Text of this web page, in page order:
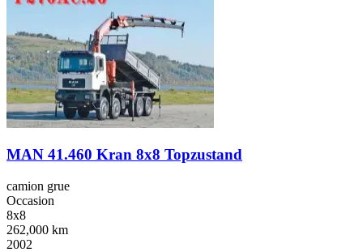
MAN 41.460 Kran 8x8 Topzustand
camion grue
Occasion
8x8
262,000 km
2002